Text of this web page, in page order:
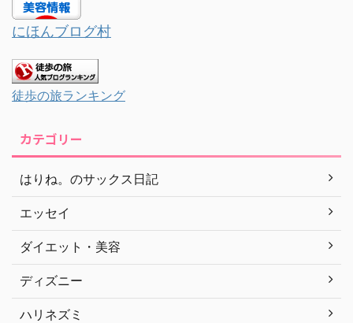
にほんブログ村
徒歩の旅ランキング
カテゴリー
はりね。のサックス日記
エッセイ
ダイエット・美容
ディズニー
ハリネズミ